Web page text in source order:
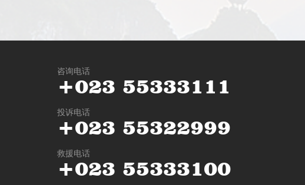
咨询电话
+023 55333111
投诉电话
+023 55322999
救援电话
+023 55333100